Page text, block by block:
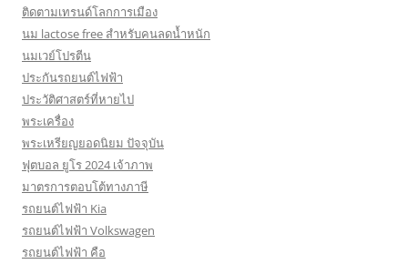
ติดตามเทรนด์โลกการเมือง
นม lactose free สำหรับคนลดน้ำหนัก
นมเวย์โปรตีน
ประกันรถยนต์ไฟฟ้า
ประวัติศาสตร์ที่หายไป
พระเครื่อง
พระเหรียญยอดนิยม ปัจจุบัน
ฟุตบอล ยูโร 2024 เจ้าภาพ
มาตรการตอบโต้ทางภาษี
รถยนต์ไฟฟ้า Kia
รถยนต์ไฟฟ้า Volkswagen
รถยนต์ไฟฟ้า คือ